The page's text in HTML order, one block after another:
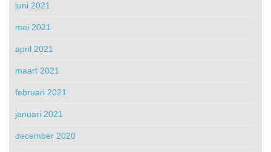
juni 2021
mei 2021
april 2021
maart 2021
februari 2021
januari 2021
december 2020